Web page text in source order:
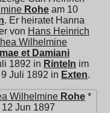
Rohe am 10
. Er heiratet Hanna
von Hans Heinrich
Wilhelmine
et Damiani
1892 in Rinteln im
Juli 1892 in Exten.
Wilhelmine Rohe *
Jun 1897